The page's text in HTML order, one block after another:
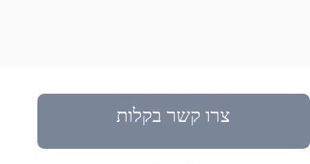
צרו קשר בקלות